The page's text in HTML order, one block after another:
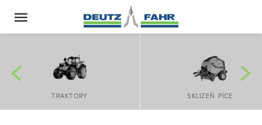
TRAKTORY SKLIZEŇ PÍCE